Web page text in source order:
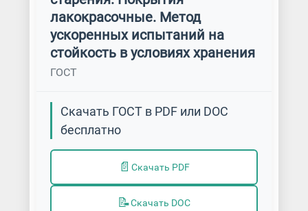
лакокрасочные. Метод
ускоренных испытаний на
стойкость в условиях хранения
ГОСТ
Скачать ГОСТ в PDF или DOC
бесплатно
📄 Скачать PDF
📝Скачать DOC